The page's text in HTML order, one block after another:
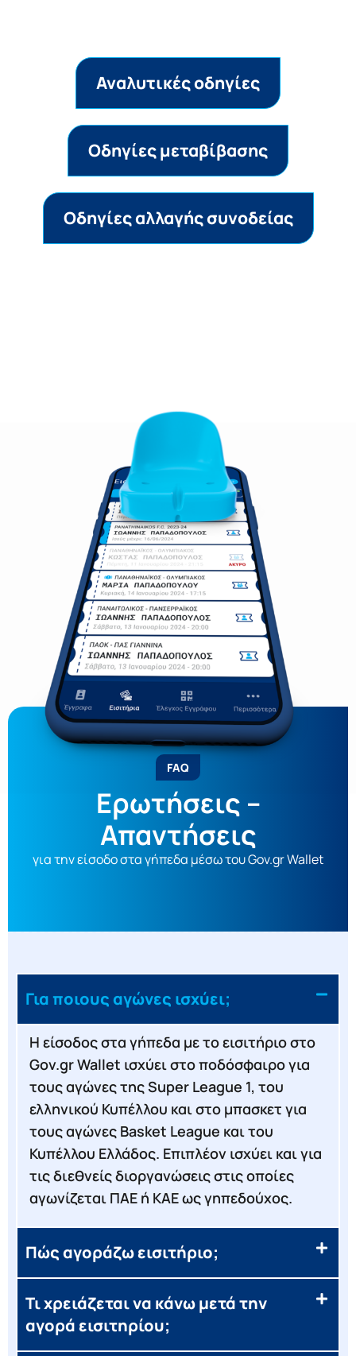
Αναλυτικές οδηγίες
Οδηγίες μεταβίβασης
Oδηγίες αλλαγής συνοδείας
FAQ
Ερωτήσεις –
Απαντήσεις
για την είσοδο στα γήπεδα μέσω του Gov.gr Wallet
Για ποιους αγώνες ισχύει;
Η είσοδος στα γήπεδα με το εισιτήριο στο
Gov.gr Wallet ισχύει στο ποδόσφαιρο για
τους αγώνες της Super League 1, του
ελληνικού Κυπέλλου και στο μπασκετ για
τους αγώνες Basket League και του
Κυπέλλου Ελλάδος. Επιπλέον ισχύει και για
τις διεθνείς διοργανώσεις στις οποίες
αγωνίζεται ΠΑΕ ή ΚΑΕ ως γηπεδούχος.
Πώς αγοράζω εισιτήριο;
Τι χρειάζεται να κάνω μετά την
αγορά εισιτηρίου;